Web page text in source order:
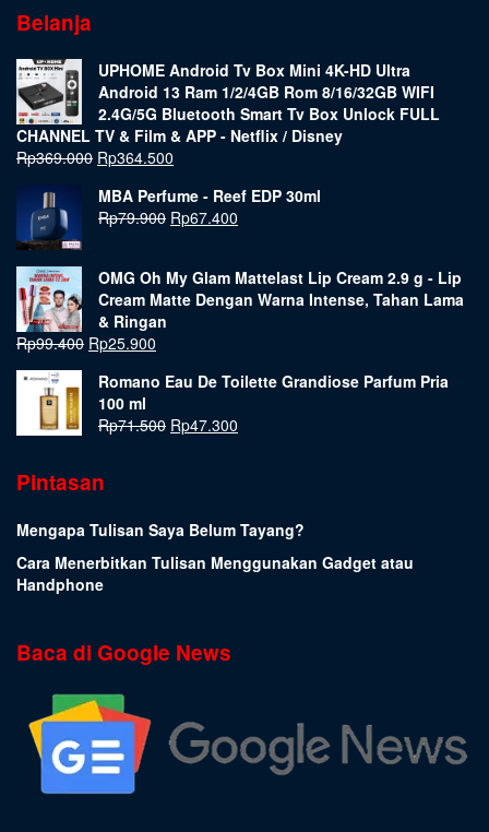
Belanja
UPHOME Android Tv Box Mini 4K-HD Ultra
Android 13 Ram 1/2/4GB Rom 8/16/32GB WIFI
2.4G/5G Bluetooth Smart Tv Box Unlock FULL
CHANNEL TV & Film & APP - Netflix / Disney
Rp369.000 Rp364.500
MBA Perfume - Reef EDP 30ml
Rp79.900 Rp67.400
OMG Oh My Glam Mattelast Lip Cream 2.9 g - Lip
Cream Matte Dengan Warna Intense, Tahan Lama
& Ringan
Rp99.400 Rp25.900
Romano Eau De Toilette Grandiose Parfum Pria
100 ml
Rp71.500 Rp47.300
Pintasan
Mengapa Tulisan Saya Belum Tayang?
Cara Menerbitkan Tulisan Menggunakan Gadget atau
Handphone
Baca di Google News